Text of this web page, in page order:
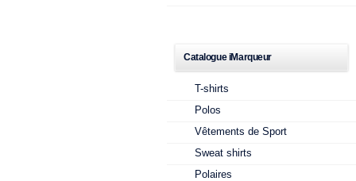
Catalogue iMarqueur
T-shirts
Polos
Vêtements de Sport
Sweat shirts
Polaires